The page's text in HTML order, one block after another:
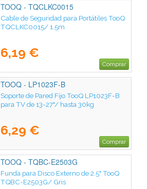
TOOQ - TQCLKC0015
Cable de Seguridad para Portátiles TooQ
TQCLKC0015/ 1.5m
6,19 €
Comprar
TOOQ - LP1023F-B
Soporte de Pared Fijo TooQ LP1023F-B
para TV de 13-27"/ hasta 30kg
6,29 €
Comprar
TOOQ - TQBC-E2503G
Funda para Disco Externo de 2.5" TooQ
TQBC-E2503G/ Gris